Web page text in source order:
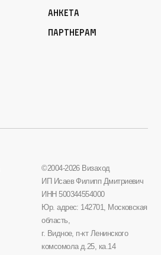
Анкета
Партнерам
©2004-2026 Визаход
ИП Исаев Филипп Дмитриевич
ИНН 500344554000
Юр. адрес: 142701, Московская
область,
г. Видное, п-кт Ленинского
комсомола д.25, ка.14